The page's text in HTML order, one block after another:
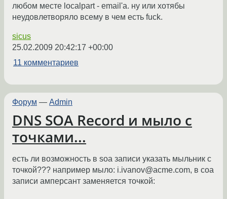
любом месте localpart - email'a. ну или хотябы
неудовлетворяло всему в чем есть fuck.
sicus
25.02.2009 20:42:17 +00:00
11 комментариев
Форум — Admin
DNS SOA Record и мыло с
точками...
есть ли возможность в soa записи указать мыльник с
точкой??? например мыло: i.ivanov@acme.com, в соа
записи амперсант заменяется точкой: